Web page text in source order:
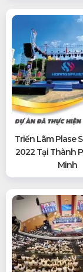
Triển Lãm Plase
2022 Tại Thành
Minh